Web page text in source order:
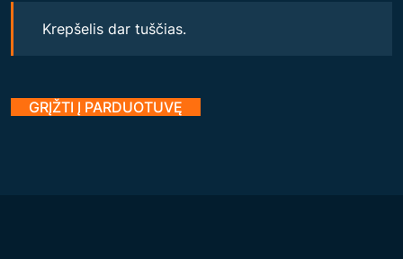
Krepšelis dar tuščias.
GRĮŽTI Į PARDUOTUVĘ